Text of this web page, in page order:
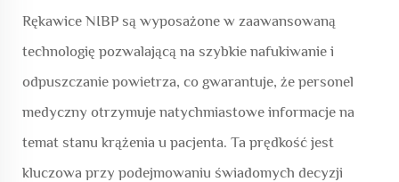
Rękawice NIBP są wyposażone w zaawansowaną
technologię pozwalającą na szybkie nafukiwanie i
odpuszczanie powietrza, co gwarantuje, że personel
medyczny otrzymuje natychmiastowe informacje na
temat stanu krążenia u pacjenta. Ta prędkość jest
kluczowa przy podejmowaniu świadomych decyzji